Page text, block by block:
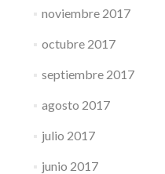
noviembre 2017
octubre 2017
septiembre 2017
agosto 2017
julio 2017
junio 2017